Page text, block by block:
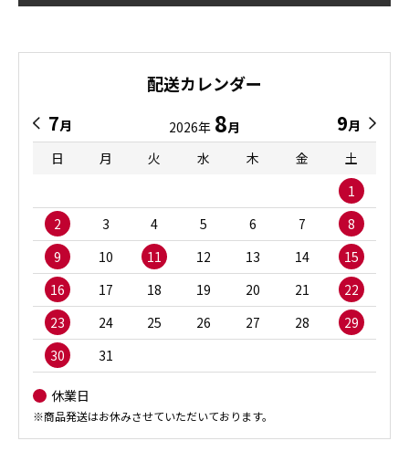
配送カレンダー
7月 2026年 8月 9月
日
月 火 水 木 金
土
1
2
3 4 5 6 7
8
9
10 11 12 13 14
15
16
17 18 19 20 21
22
23
24 25 26 27 28
29
30
31
休業日
※商品発送はお休みさせていただいております。